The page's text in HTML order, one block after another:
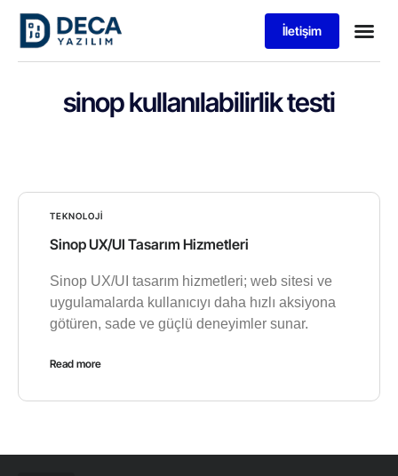
İletişim
sinop kullanılabilirlik testi
TEKNOLOJI
Sinop UX/UI Tasarım Hizmetleri
Sinop UX/UI tasarım hizmetleri; web sitesi ve
uygulamalarda kullanıcıyı daha hızlı aksiyona
götüren, sade ve güçlü deneyimler sunar.
Read more